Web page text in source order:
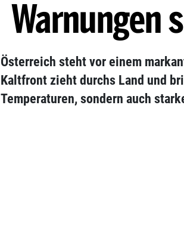
Warnungen
Österreich steht vor einem
Kaltfront zieht durchs Land und
Temperaturen, sondern auch